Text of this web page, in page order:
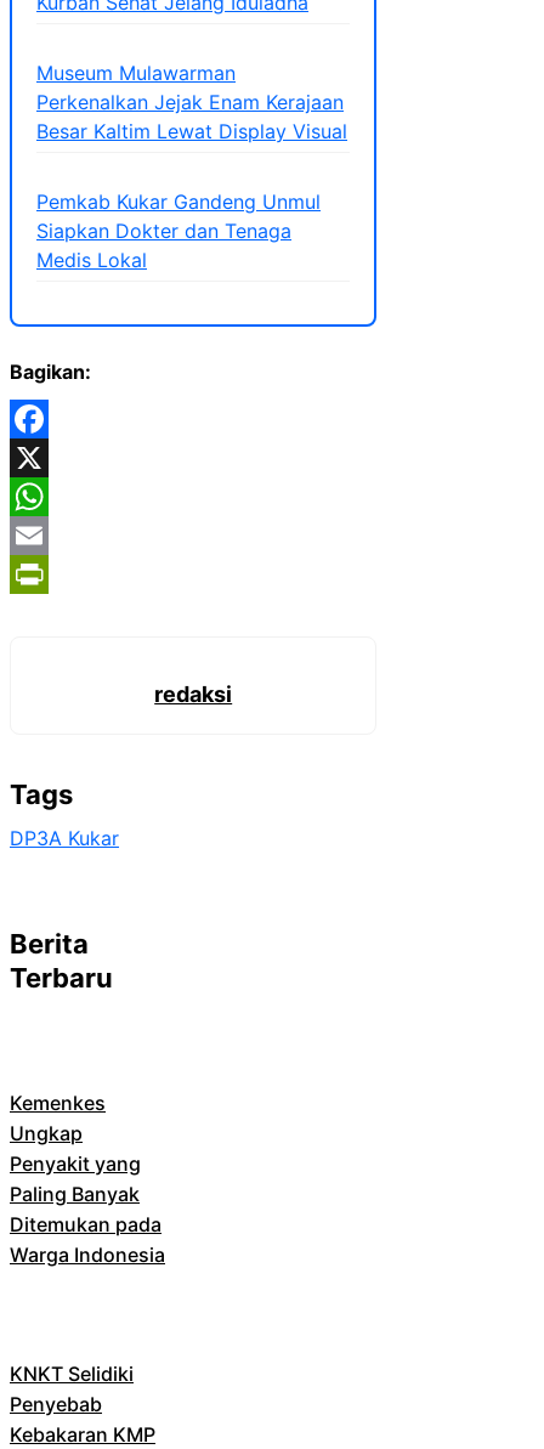
Museum Mulawarman
Perkenalkan Jejak Enam Kerajaan
Besar Kaltim Lewat Display Visual
Pemkab Kukar Gandeng Unmul
Siapkan Dokter dan Tenaga
Medis Lokal
Bagikan:
Facebook
X
WhatsApp
Email
redaksi
Tags
DP3A Kukar
Berita
Terbaru
Kemenkes
Ungkap
Penyakit yang
Paling Banyak
Ditemukan pada
Warga Indonesia
KNKT Selidiki
Penyebab
Kebakaran KMP